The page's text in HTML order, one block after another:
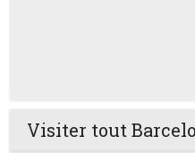
Visiter tout